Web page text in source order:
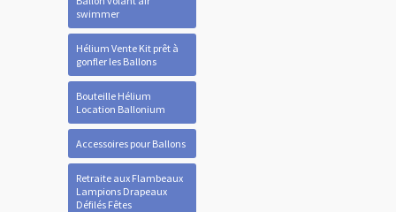
swimmer
Hélium Vente Kit prêt à
gonfler les Ballons
Bouteille Hélium
Location Ballonium
Accessoires pour Ballons
Retraite aux Flambeaux
Lampions Drapeaux
Défilés Fêtes